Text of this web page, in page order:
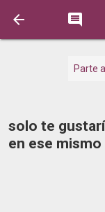
 
Parte
solo te
en ese